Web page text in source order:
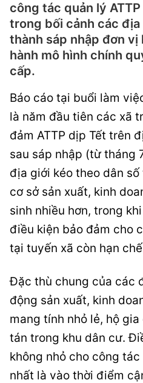
công tác quản lý
trong bối cảnh các
thành sáp nhập đơn vị
hành mô hình chính
cấp.
Báo cáo tại buổi làm
là năm đầu tiên các xã
đảm ATTP dịp Tết trên
sau sáp nhập (từ tháng
địa giới kéo theo dân
cơ sở sản xuất, kinh
sinh nhiều hơn, trong
điều kiện bảo đảm cho
tại tuyến xã còn hạn
Đặc thù chung của các
động sản xuất, kinh
mang tính nhỏ lẻ, hộ
tán trong khu dân cư.
không nhỏ cho công
nhất là vào thời điểm